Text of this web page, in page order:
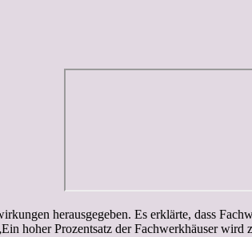
herausgegeben. Es erklärte, dass
hoher Prozentsatz der Fachwerkhäuser